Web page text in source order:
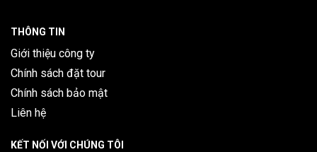
THÔNG TIN
Giới thiệu công ty
Chính sách đặt tour
Chính sách bảo mật
Liên hệ
KẾT NỐI VỚI CHÚNG TÔI